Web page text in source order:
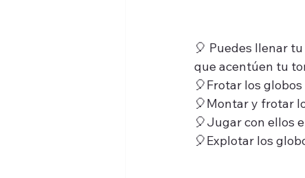
🎈 Puedes llenar
que acentúen tu
🎈Frotar los
🎈Montar y frotar
🎈Jugar con ellos
🎈Explotar los